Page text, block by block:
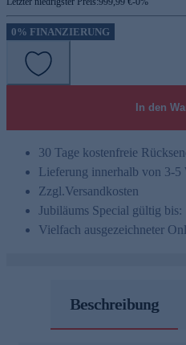
0% FINANZIERUNG
In den
30 Tage kostenfreie
Lieferung innerhalb von 3-5
Zzgl.Versandkosten
Jubiläums Special gültig bis:
Vielfach ausgezeichneter
Beschreibung